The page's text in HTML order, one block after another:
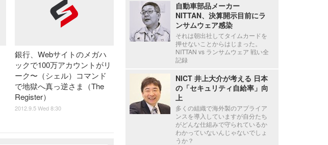
銀行、Webサイトのメガハ
ックで100万アカウントがリ
ーク〜（シェル）コマンド
で地獄へ真っ逆さま（The
Register）
2012.9.5 Wed 8:30
自動車部品メーカー
NITTAN、決算開示目前にラ
ンサムウェア感染
それは朝出社してタイムカードを
押せないことからはじまった。
NITTAN vs ランサムウェア 戦い全
記録
NICT 井上大介が考える 日本
の「セキュリティ自給率」向
上
多くの組織で海外製のアプライア
ンスを導入していますが自分たち
がどんな仕組みで守られているか
わかっていないんじゃないでしょ
うか？